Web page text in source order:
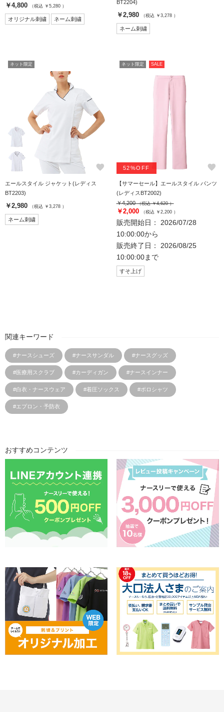
￥4,800 （税込 ￥5,280 ）
オリジナル刺繍 ネーム刺繍
BT2204)
￥2,980 （税込 ￥3,278 ）
ネーム刺繍
ネット限定
favorite
エールスタイル ジャケット(レディス
BT2203)
￥2,980 （税込 ￥3,278 ）
ネーム刺繍
ネット限定 SALE
52%OFF favorite
【サマーセール】エールスタイル パンツ
(レディスBT2002)
￥4,200（税込 ￥4,620 ）
￥2,000 （税込 ￥2,200 ）
販売開始日： 2026/07/28
10:00:00から
販売終了日： 2026/08/25
10:00:00まで
すそ上げ
関連キーワード
#ナースシューズ #ナースサンダル #ナースグッズ
#医療用スクラブ #カーディガン #ナースインナー
#白衣・ナースウェア #着圧ソックス #ポロシャツ
#エプロン・予防衣
おすすめコンテンツ